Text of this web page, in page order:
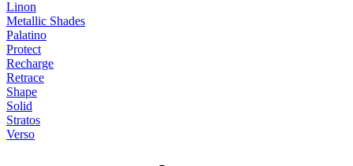
Linon
Metallic Shades
Palatino
Protect
Recharge
Retrace
Shape
Solid
Stratos
Verso